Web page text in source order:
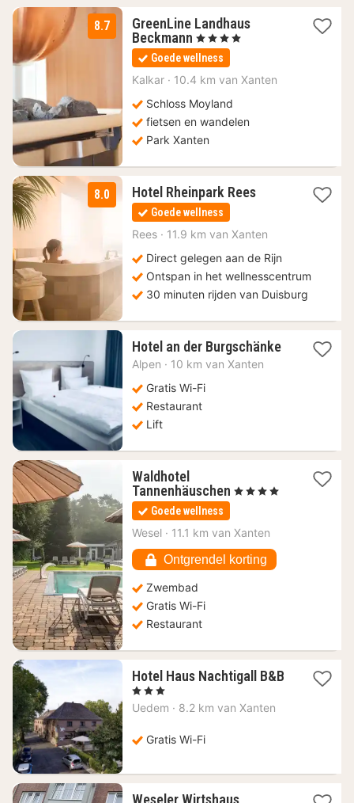
8.7
GreenLine Landhaus
Beckmann 1
nacht
vanaf
78
, 4 Sterren
Goede wellness
Kalkar · 10.4 km van Xanten
Schloss Moyland
fietsen en wandelen
Park Xanten
8.0 Hotel Rheinpark Rees1
117
Goede wellness
Rees · 11.9 km van Xanten
Direct gelegen aan de Rijn
Ontspan in het wellnesscentrum
30 minuten rijden van Duisburg
Hotel an der Burgschänke1
Alpen · 10 km van Xanten
Gratis Wi-Fi
Restaurant
Lift
Waldhotel
Tannenhäuschen 1
125,79
€
, 4 Sterren
Goede wellness
Wesel · 11.1 km van Xanten
Ontgrendel korting
Zwembad
Gratis Wi-Fi
Restaurant
Hotel Haus Nachtigall B&B
1
nacht
82,57
€
, 3 Sterren
Uedem · 8.2 km van Xanten
Gratis Wi-Fi
Weseler Wirtshaus